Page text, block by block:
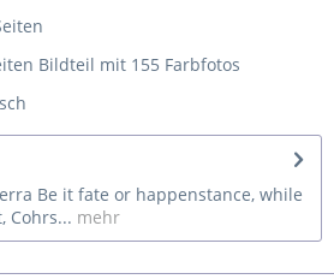
Bildteil mit 155 Farbfotos
Be it fate or happenstance, while
Cohrs... mehr